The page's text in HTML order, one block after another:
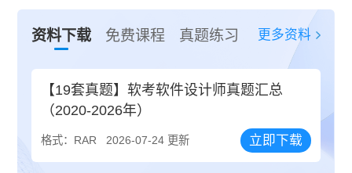
资料下载 免费课程 真题练习 更多资料
【19套真题】软考软件设计师真题汇总
（2020-2026年）
格式：RAR 2026-07-24 更新 立即下载